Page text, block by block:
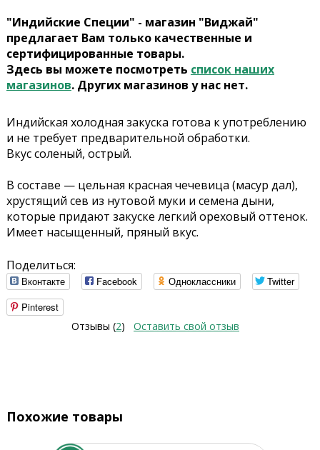
"Индийские Специи" - магазин "Виджай"
предлагает Вам только качественные и
сертифицированные товары.
Здесь вы можете посмотреть список наших
магазинов. Других магазинов у нас нет.
Индийская холодная закуска готова к употреблению
и не требует предварительной обработки.
Вкус соленый, острый.
В составе — цельная красная чечевица (масур дал),
хрустящий сев из нутовой муки и семена дыни,
которые придают закуске легкий ореховый оттенок.
Имеет насыщенный, пряный вкус.
Поделиться:
Вконтакте Facebook Одноклассники
Twitter
Pinterest
Отзывы (2) Оставить свой отзыв
Похожие товары